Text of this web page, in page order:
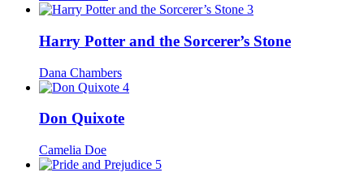
3
Harry Potter and the Sorcerer’s Stone
Dana Chambers
4
Don Quixote
Camelia Doe
5